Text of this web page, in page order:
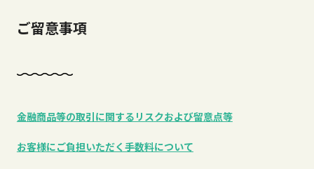
ご留意事項
金融商品等の取引に関するリスクおよび留意点等
お客様にご負担いただく手数料について